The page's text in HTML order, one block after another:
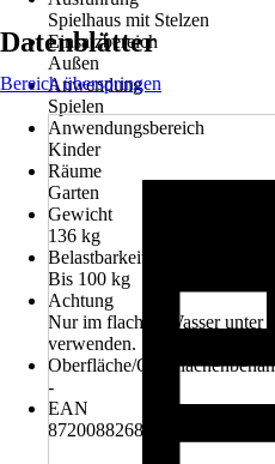
Spielhaus mit Stelzen
Einsatzbereich
Außen
Anwendung
Spielen
Anwendungsbereich
Kinder
Räume
Garten
Gewicht
136 kg
Belastbarkeit
Bis 100 kg
Achtung
Nur im flachen Wasser unter
verwenden.
Oberfläche/
-
EAN
8720088268889
Datenblätter
Bereich überspringen